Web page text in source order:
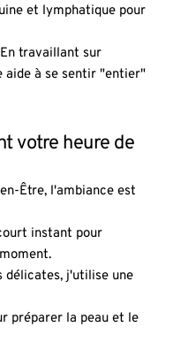
et lymphatique pour
En travaillant sur
aide à se sentir "entier"
votre heure de
Être, l'ambiance est
instant pour
délicates, j'utilise une
préparer la peau et le